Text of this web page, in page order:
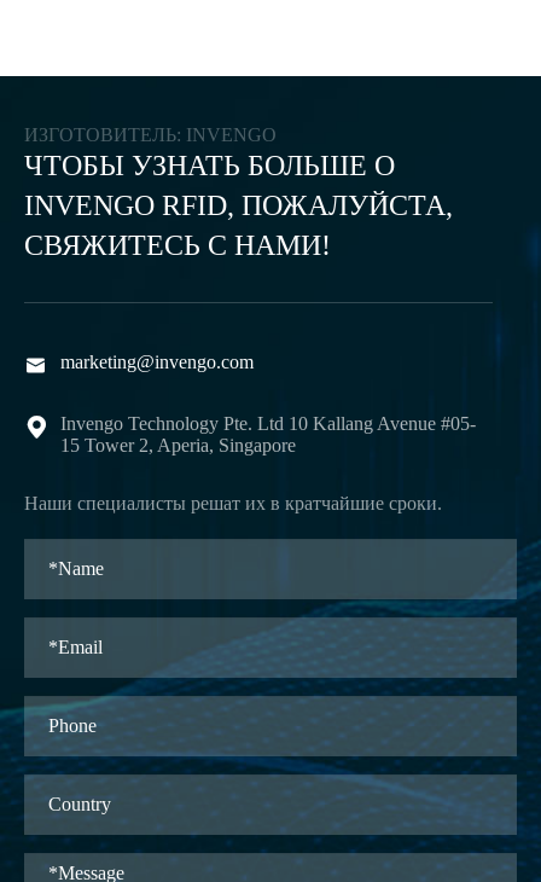
ИЗГОТОВИТЕЛЬ: INVENGO
ЧТОБЫ УЗНАТЬ БОЛЬШЕ О
INVENGO RFID, ПОЖАЛУЙСТА,
СВЯЖИТЕСЬ С НАМИ!
 marketing@invengo.com

Invengo Technology Pte. Ltd 10 Kallang Avenue #05-
15 Tower 2, Aperia, Singapore
Наши специалисты решат их в кратчайшие сроки.